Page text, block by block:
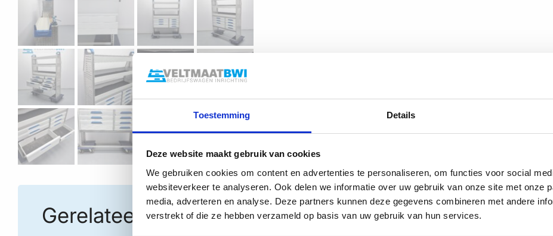
Toestemming Details
Deze website maakt gebruik van cookies
We gebruiken cookies om content en advertenties te personaliseren, om functies voor social
websiteverkeer te analyseren. Ook delen we informatie over uw gebruik van onze site met onze
media, adverteren en analyse. Deze partners kunnen deze gegevens combineren met andere
verstrekt of die ze hebben verzameld op basis van uw gebruik van hun services.
Gerelateerde producten